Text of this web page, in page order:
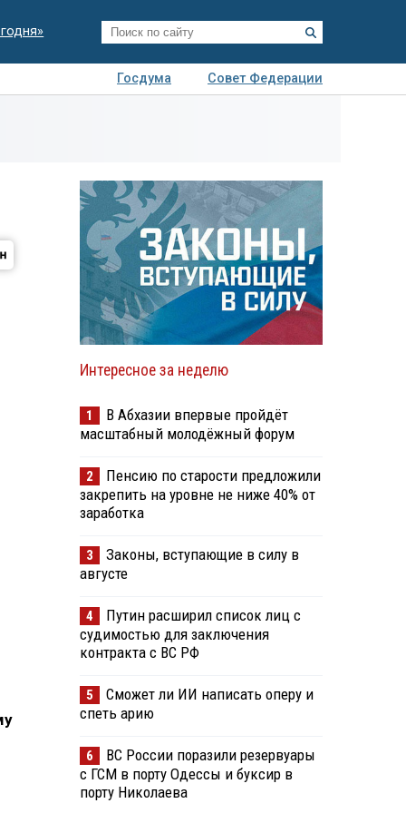
Госдума
Совет Федерации
Интересное за неделю
1
В Абхазии впервые пройдёт
масштабный молодёжный форум
2
Пенсию по старости предложили
закрепить на уровне не ниже 40% от
заработка
3
Законы, вступающие в силу в
августе
4
Путин расширил список лиц с
судимостью для заключения
контракта с ВС РФ
5
Сможет ли ИИ написать оперу и
спеть арию
6
ВС России поразили резервуары
с ГСМ в порту Одессы и буксир в
порту Николаева